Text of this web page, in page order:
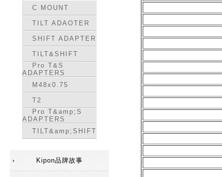
C MOUNT
TILT ADAOTER
SHIFT ADAPTER
TILT&SHIFT
Pro T&S
ADAPTERS
M48x0.75
T2
Pro T&amp;S
ADAPTERS
TILT&amp;SHIFT
Kipon品牌故事